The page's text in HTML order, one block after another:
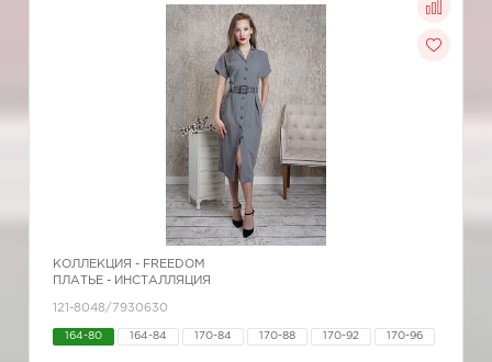
КОЛЛЕКЦИЯ - FREEDOM
ПЛАТЬЕ - ИНСТАЛЛЯЦИЯ
121-8048/7930630
164-80 164-84 170-84 170-88 170-92 170-96